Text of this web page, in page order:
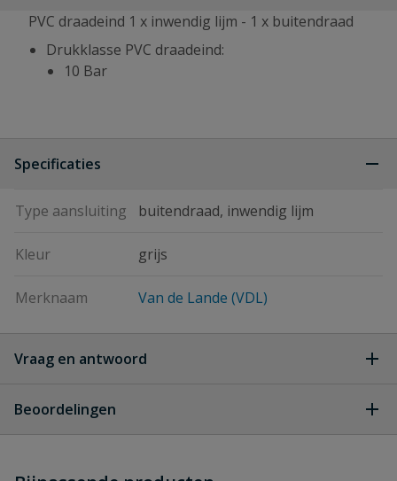
PVC draadeind 1 x inwendig lijm - 1 x buitendraad
Drukklasse PVC draadeind:
10 Bar
Specificaties
Type aansluiting buitendraad, inwendig lijm
Kleur grijs
Merknaam Van de Lande (VDL)
Vraag en antwoord
Beoordelingen